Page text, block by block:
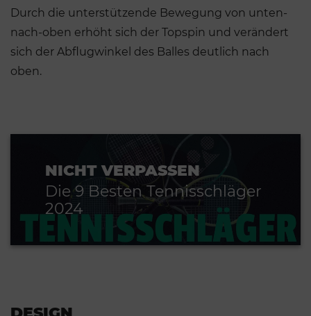
Durch die unterstützende Bewegung von unten-
nach-oben erhöht sich der Topspin und verändert
sich der Abflugwinkel des Balles deutlich nach
oben.
NICHT VERPASSEN
Die 9 Besten Tennisschläger
2024